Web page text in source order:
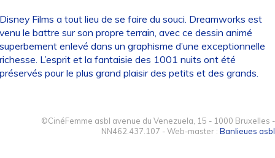
Films a tout lieu de se faire du souci. Dreamworks est
le battre sur son propre terrain, avec ce dessin animé
enlevé dans un graphisme d’une exceptionnelle
L’esprit et la fantaisie des 1001 nuits ont été
pour le plus grand plaisir des petits et des grands.
©CinéFemme asbl avenue du Venezuela, 15 - 1000 Bruxelles -
NN462.437.107 - Web-master : Banlieues asbl